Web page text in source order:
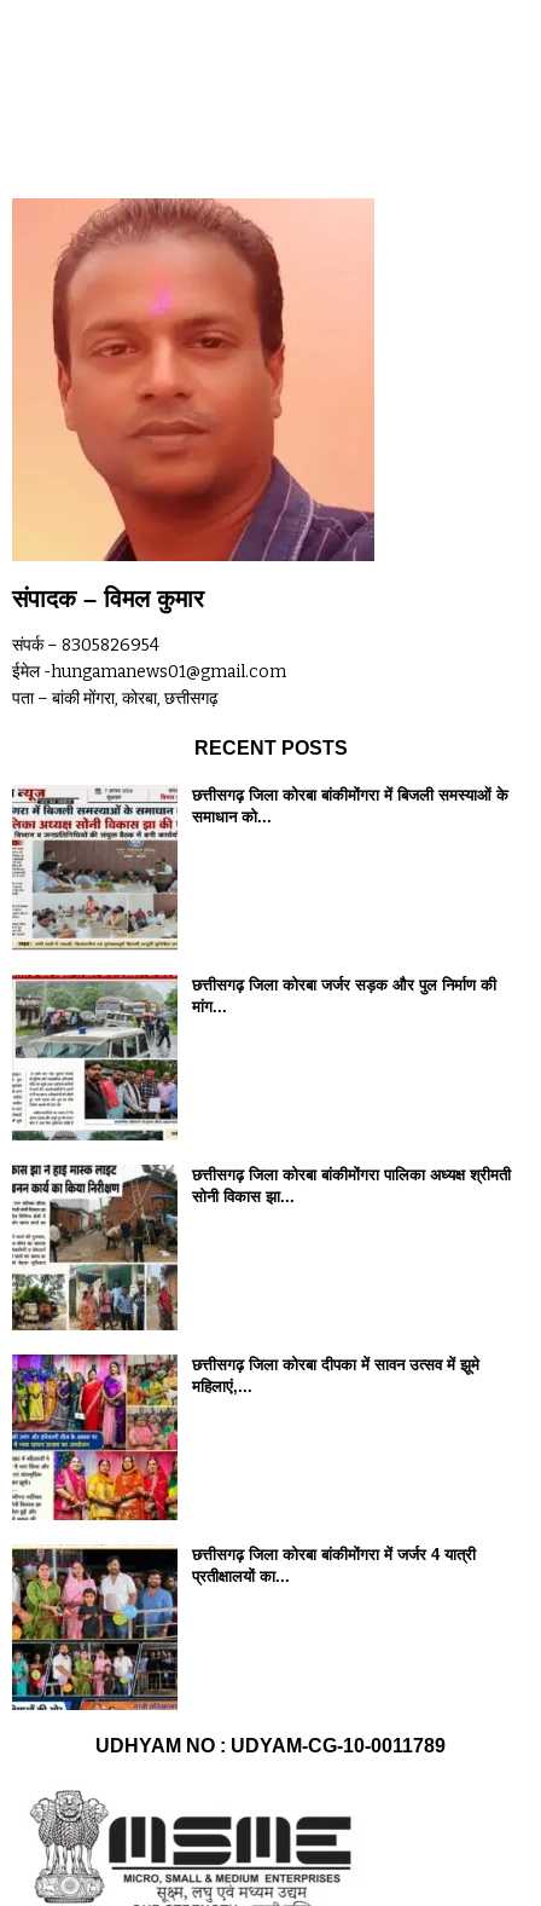
संपादक – विमल कुमार
संपर्क – 8305826954
ईमेल -hungamanews01@gmail.com
पता – बांकी मोंगरा, कोरबा, छत्तीसगढ़
RECENT POSTS
छत्तीसगढ़ जिला कोरबा बांकीमोंगरा में बिजली समस्याओं के
समाधान को...
छत्तीसगढ़ जिला कोरबा जर्जर सड़क और पुल निर्माण की
मांग...
छत्तीसगढ़ जिला कोरबा बांकीमोंगरा पालिका अध्यक्ष श्रीमती
सोनी विकास झा...
छत्तीसगढ़ जिला कोरबा दीपका में सावन उत्सव में झूमे
महिलाएं,...
छत्तीसगढ़ जिला कोरबा बांकीमोंगरा में जर्जर 4 यात्री
प्रतीक्षालयों का...
UDHYAM NO : UDYAM-CG-10-0011789